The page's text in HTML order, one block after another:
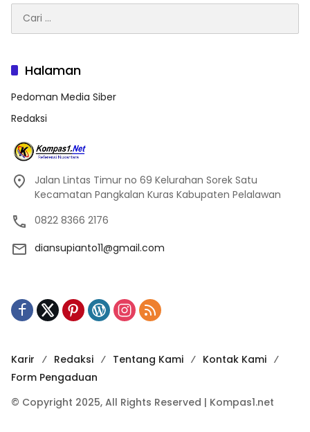
untuk:
Halaman
Pedoman Media Siber
Redaksi
Jalan Lintas Timur no 69 Kelurahan Sorek Satu
Kecamatan Pangkalan Kuras Kabupaten Pelalawan
0822 8366 2176
diansupianto11@gmail.com
Karir Redaksi Tentang Kami
Kontak Kami
Form Pengaduan
© Copyright 2025, All Rights Reserved | Kompas1.net